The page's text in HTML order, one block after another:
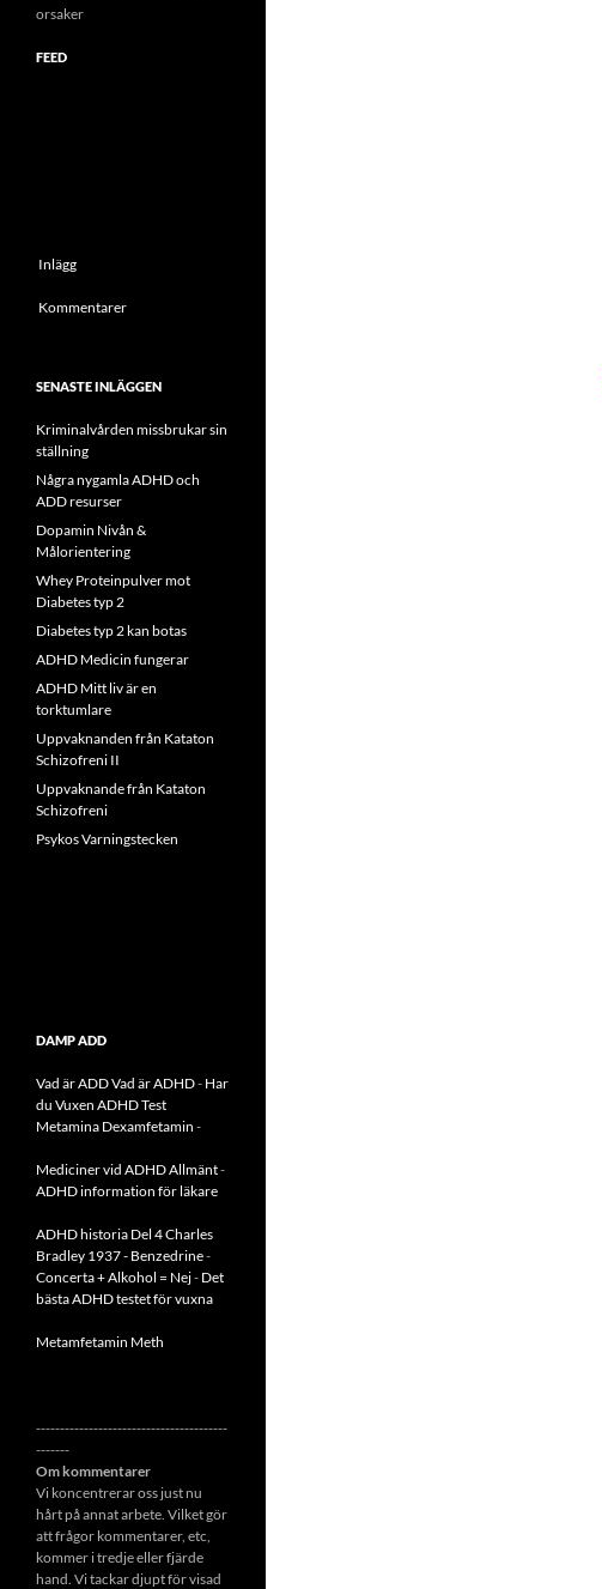
orsaker
FEED
Inlägg
Kommentarer
SENASTE INLÄGGEN
Kriminalvården missbrukar sin
ställning
Några nygamla ADHD och
ADD resurser
Dopamin Nivån &
Målorientering
Whey Proteinpulver mot
Diabetes typ 2
Diabetes typ 2 kan botas
ADHD Medicin fungerar
ADHD Mitt liv är en
torktumlare
Uppvaknanden från Kataton
Schizofreni II
Uppvaknande från Kataton
Schizofreni
Psykos Varningstecken
DAMP ADD
Vad är ADDVad är ADHD- Har
du Vuxen ADHD Test
Metamina Dexamfetamin -
Mediciner vid ADHD Allmänt-
ADHD information för läkare
ADHD historia Del 4 Charles
Bradley 1937 - Benzedrine-
Concerta + Alkohol = Nej- Det
bästa ADHD testet för vuxna
Metamfetamin Meth
----------------------------------------
-------
Om kommentarer
Vi koncentrerar oss just nu
hårt på annat arbete. Vilket gör
att frågor kommentarer, etc,
kommer i tredje eller fjärde
hand. Vi tackar djupt för visad